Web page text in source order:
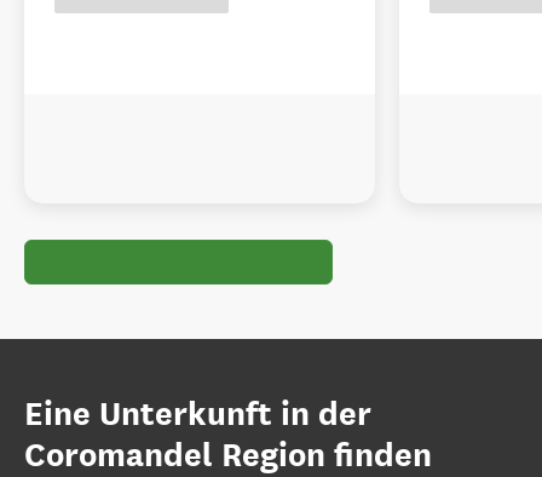
Eine Unterkunft in der
Coromandel Region finden